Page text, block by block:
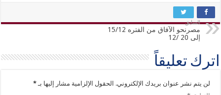
السابق
مصرنحو الآفاق من الفتره 15/12
إلى 20 /12
اترك تعليقاً
لن يتم نشر عنوان بريدك الإلكتروني. الحقول الإلزامية مشار إليها بـ*